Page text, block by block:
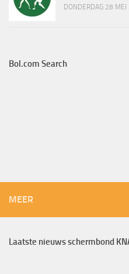
DONDERDAG 28
Bol.com Search
MEER
Laatste nieuws schermbond